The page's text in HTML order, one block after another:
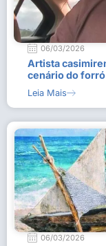
06/03/2026
Artista
cenário do
Leia Mais
06/03/2026